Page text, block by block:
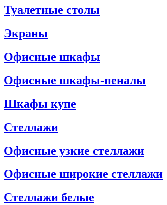
Туалетные столы
Экраны
Офисные шкафы
Офисные шкафы-пеналы
Шкафы купе
Стеллажи
Офисные узкие стеллажи
Офисные широкие стеллажи
Стеллажи белые